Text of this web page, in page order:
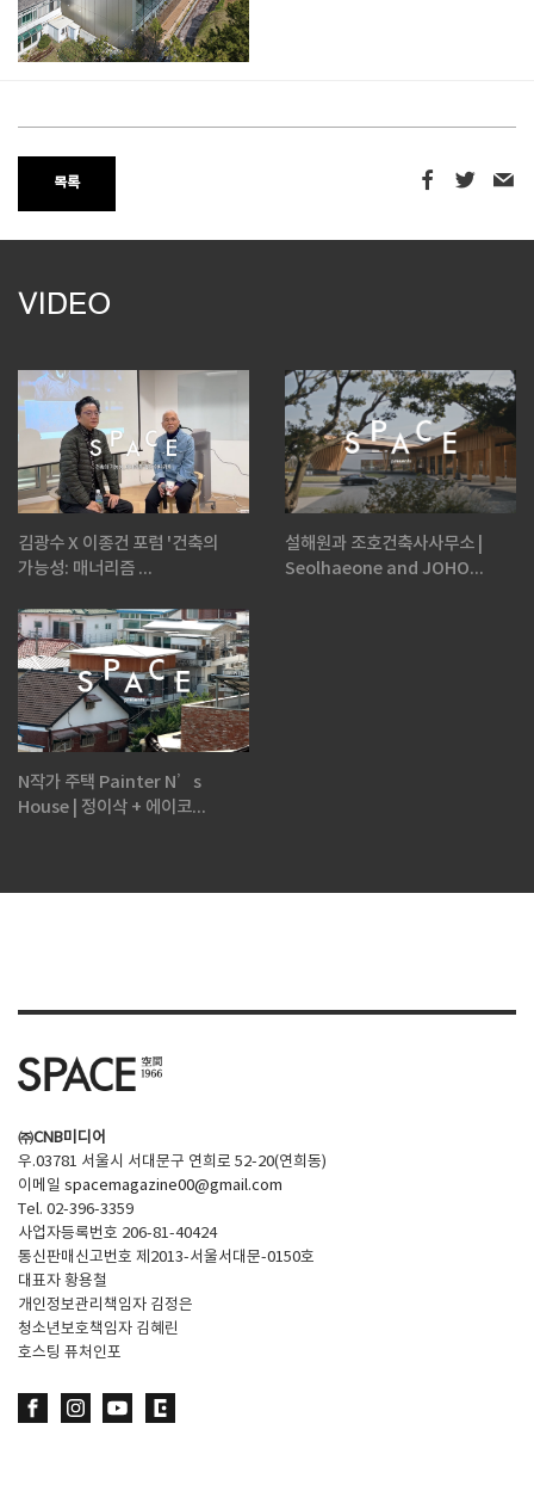
목록
VIDEO
김광수 X 이종건 포럼 '건축의
가능성: 매너리즘 ...
설해원과 조호건축사사무소 |
Seolhaeone and JOHO...
N작가 주택 Painter N’s
House | 정이삭 + 에이코...
㈜CNB미디어
우.03781 서울시 서대문구 연희로 52-20(연희동)
이메일 spacemagazine00@gmail.com
Tel. 02-396-3359
사업자등록번호 206-81-40424
통신판매신고번호 제2013-서울서대문-0150호
대표자 황용철
개인정보관리책임자 김정은
청소년보호책임자 김혜린
호스팅 퓨처인포